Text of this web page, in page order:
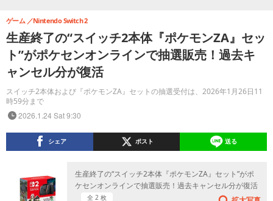
生産終了の“スイッチ2本体『ポケモンZA』セッ
ト”がポケセンオンラインで抽選販売！過去キ
ャンセル分が復活
スイッチ2本体および『ポケモンZA』セットの抽選受付は、2026年1月26日11
時59分まで
ゲーム Nintendo Switch 2
2026.1.24 Sat 9:30
シェア ポスト 送る
生産終了の“スイッチ2本体『ポケモンZA』セット”がポ
ケセンオンラインで抽選販売！過去キャンセル分が復活
全 2 枚